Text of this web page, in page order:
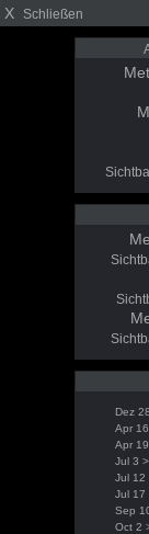
X Schließen
Dez
Apr
Apr
Jul 3
Jul 12
Jul 17
Sep
Oct 2